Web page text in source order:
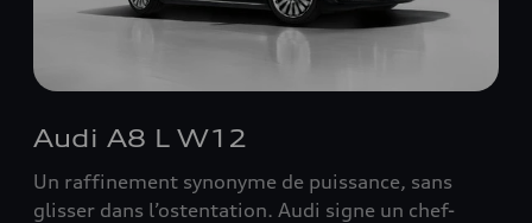
Audi A8 L W12
Un raffinement synonyme de puissance, sans
glisser dans l’ostentation. Audi signe un chef-